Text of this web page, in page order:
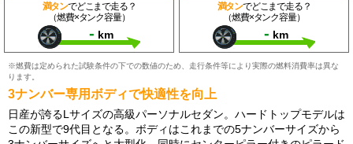
満タンでどこまで走る？
（燃費×タンク容量）
- km
満タンでどこまで走る？
（燃費×タンク容量）
- km
※燃費は定められた試験条件の下での数値のため、走行条件等により実際の燃料消費率は異な
ります。
3ナンバー専用ボディで快適性を向上
日産が誇るLサイズの高級パーソナルセダン。ハードトップモデルは
この新型で9代目となる。ボディはこれまでの5ナンバーサイズから